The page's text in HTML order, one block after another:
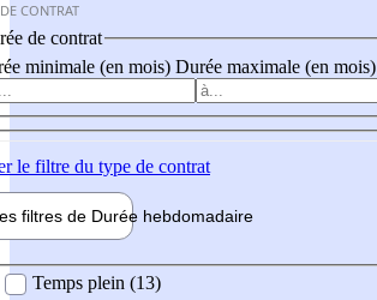
CONTRAT
de contrat
minimale (en mois) Durée maximale (en mois)
le filtre du type de contrat
filtres de Durée hebdomadaire
Temps plein (13)